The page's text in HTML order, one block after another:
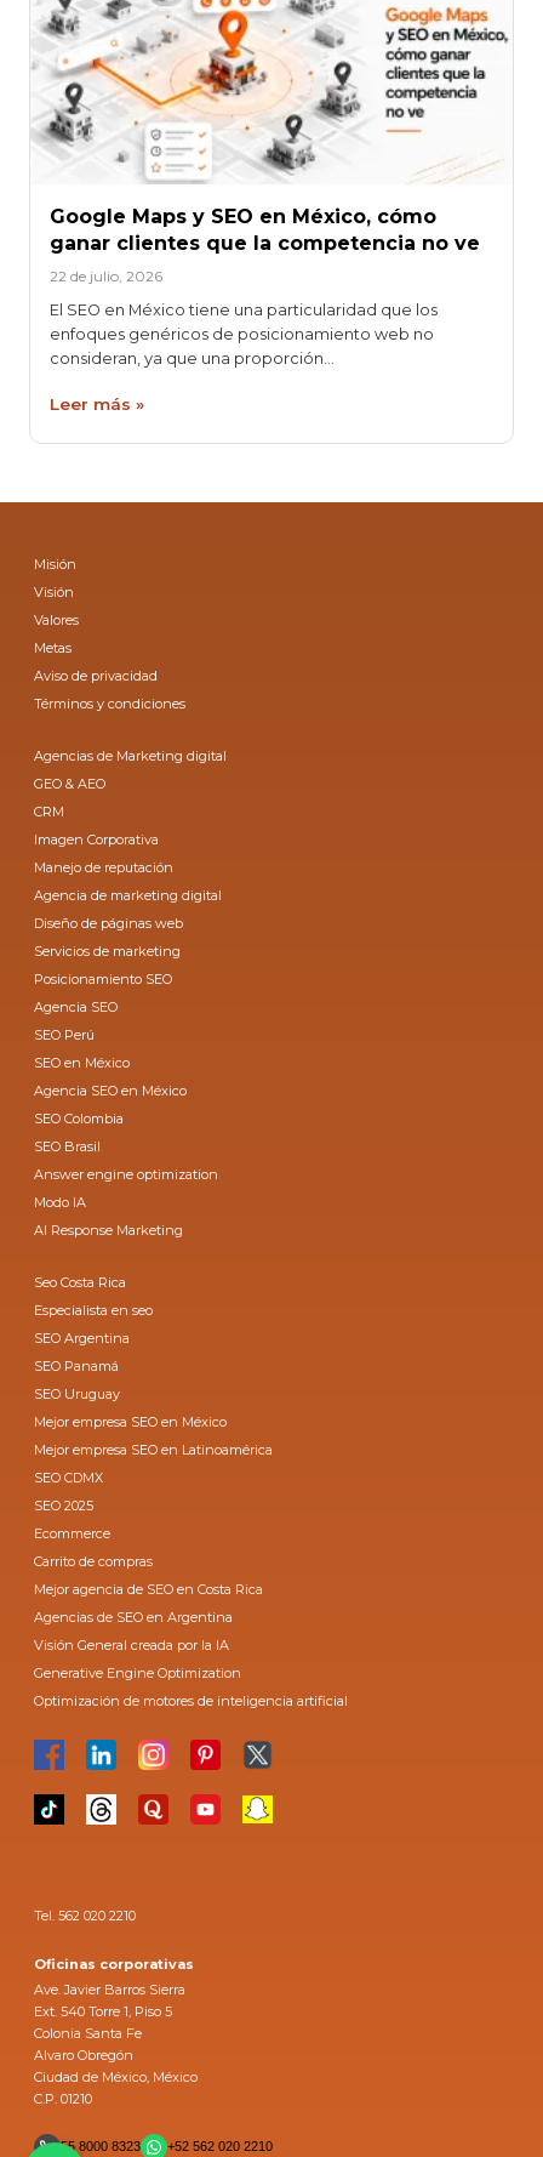
Google Maps y SEO en México, cómo
ganar clientes que la competencia no ve
22 de julio, 2026
El SEO en México tiene una particularidad que los
enfoques genéricos de posicionamiento web no
consideran, ya que una proporción…
Leer más »
Misión
Visión
Valores
Metas
Aviso de privacidad
Términos y condiciones
Agencias de Marketing digital
GEO & AEO
CRM
Imagen Corporativa
Manejo de reputación
Agencia de marketing digital
Diseño de páginas web
Servicios de marketing
Posicionamiento SEO
Agencia SEO
SEO Perú
SEO en México
Agencia SEO en México
SEO Colombia
SEO Brasil
Answer engine optimization
Modo IA
AI Response Marketing
Seo Costa Rica
Especialista en seo
SEO Argentina
SEO Panamá
SEO Uruguay
Mejor empresa SEO en México
Mejor empresa SEO en Latinoamérica
SEO CDMX
SEO 2025
Ecommerce
Carrito de compras
Mejor agencia de SEO en Costa Rica
Agencias de SEO en Argentina
Visión General creada por la IA
Generative Engine Optimization
Optimización de motores de inteligencia artificial
Tel. 562 020 2210
Oficinas corporativas
Ave. Javier Barros Sierra
Ext. 540 Torre 1, Piso 5
Colonia Santa Fe
Alvaro Obregón
Ciudad de México, México
C.P. 01210
55 8000 8323 +52 562 020 2210